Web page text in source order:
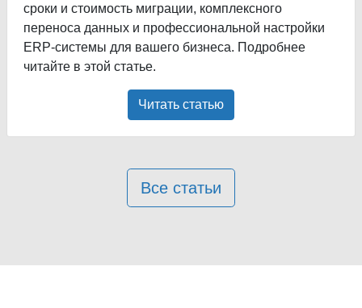
сроки и стоимость миграции, комплексного
переноса данных и профессиональной настройки
ERP-системы для вашего бизнеса. Подробнее
читайте в этой статье.
Читать статью
Все статьи